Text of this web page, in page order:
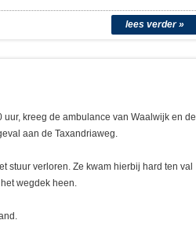
lees verder »
kreeg de ambulance van Waalwijk en de
aan de Taxandriaweg.
stuur verloren. Ze kwam hierbij hard ten val
wegdek heen.